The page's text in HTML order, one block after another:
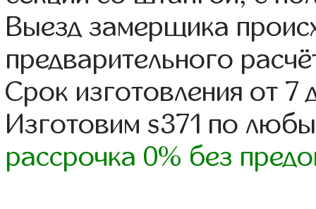
Выезд замерщика
предварительного
Срок изготовления от 7
Изготовим s371 по
рассрочка 0% без